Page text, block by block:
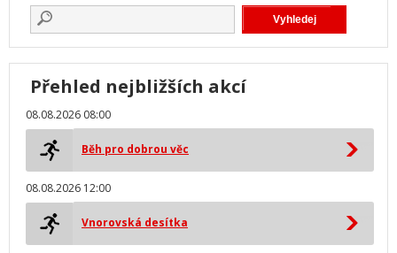
Přehled nejbližších akcí
08.08.2026 08:00
Běh pro dobrou věc
08.08.2026 12:00
Vnorovská desítka